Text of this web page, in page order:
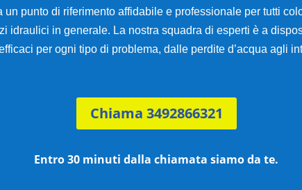
un punto di riferimento affidabile e professionale per tutti
idraulici in generale. La nostra squadra di esperti è a
per ogni tipo di problema, dalle perdite d’acqua agli
Chiama 3492866321
Entro 30 minuti dalla chiamata siamo da te.